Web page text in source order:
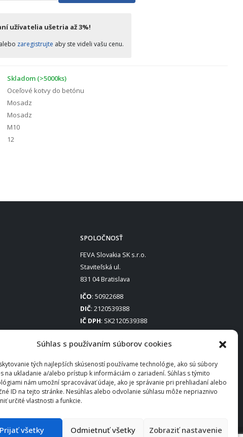
Súhlas s používaním súborov cookies
tých najlepších skúseností používame technológie, ako sú súbory
na ukladanie a/alebo prístup k informáciám o zariadení. Súhlas s týmito
nám umožní spracovávať údaje, ako je správanie pri prehliadaní alebo
ID na tejto stránke. Nesúhlas alebo odvolanie súhlasu môže nepriaznivo
určité vlastnosti a funkcie.
Prijať všetky Odmietnuť všetky Zobraziť nastavenie
užívatelia ušetria až 3%!
alebo zaregistrujte aby ste videli vašu cenu.
Skladom (>5000ks)
Oceľové kotvy do betónu
Mosadz
Mosadz
M10
12
SPOLOČNOSŤ
FEVA Slovakia SK s.r.o.
Staviteľská ul.
831 04 Bratislava
IČO: 50922688
DIČ: 2120539388
IČ DPH: SK2120539388